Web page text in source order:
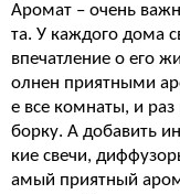
Аромат – очень
та. У каждого дома
впечатление о его
олнен приятными
е все комнаты, и
борку. А добавить
кие свечи,
амый приятный